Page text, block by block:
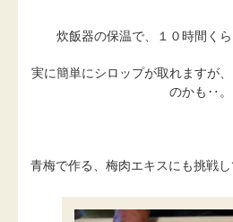
炊飯器の保温で、１０時間くら
実に簡単にシロップが取れますが
のかも‥。
青梅で作る、梅肉エキスにも挑戦し